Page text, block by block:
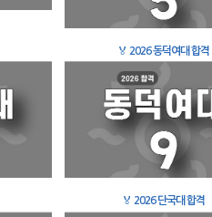
🏅 2026 동덕여대 합격
🏅 2026 단국대 합격